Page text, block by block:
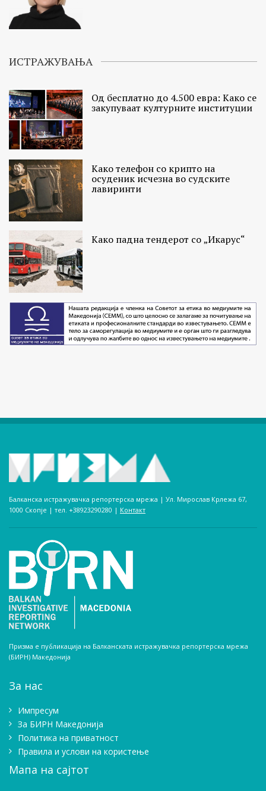
ИСТРАЖУВАЊА
Од бесплатно до 4.500 евра: Како се
закупуваат културните институции
Како телефон со крипто на
осуденик исчезна во судските
лавиринти
Како падна тендерот со „Икарус“
Балканска истражувачка репортерска мрежа | Ул. Мирослав Крлежа 67,
1000 Скопје | тел. +38923290280­ | Контакт
Призма е публикација на Балканската истражувачка репортерска мрежа
(БИРН) Македонија
За нас
Импресум
Зa БИРН Македонија
Политика на приватност
Правила и услови на користење
Мапа на сајтот